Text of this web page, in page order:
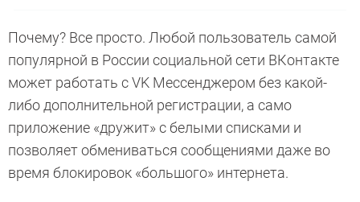
Почему? Все просто. Любой пользователь самой
популярной в России социальной сети ВКонтакте
может работать с VK Мессенджером без какой-
либо дополнительной регистрации, а само
приложение «дружит» с белыми списками и
позволяет обмениваться сообщениями даже во
время блокировок «большого» интернета.